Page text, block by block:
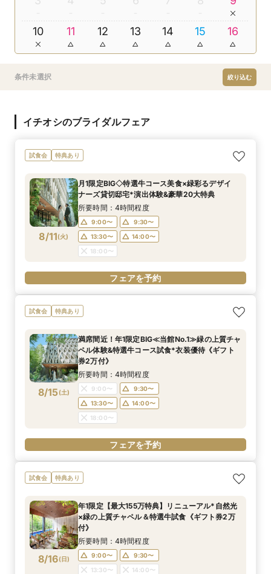
10 11 12 13 14 15 16
条件未選択 絞り込む
イチオシのブライダルフェア
試食会 特典あり
8/11(火)
月1限定BIG◇特選牛コース美食×緑彩るデザイ
ナーズ貸切邸宅*演出体験&豪華20大特典
所要時間：4時間程度
9:00〜
9:30〜
13:30〜
14:00〜
18:00〜
フェアを予約
試食会 特典あり
8/15(土)
満席間近！年1限定BIG≪当館No.1≫緑の上質チャ
ペル体験&特選牛コース試食*衣装優待《ギフト
券2万付》
所要時間：4時間程度
9:00〜
9:30〜
13:30〜
14:00〜
18:00〜
フェアを予約
試食会 特典あり
8/16(日)
年1限定【最大155万特典】リニューアル*自然光
×緑の上質チャペル＆特選牛試食《ギフト券2万
付》
所要時間：4時間程度
9:00〜
9:30〜
13:30〜
14:00〜